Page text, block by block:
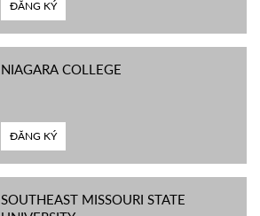
ĐĂNG KÝ
NIAGARA COLLEGE
ĐĂNG KÝ
SOUTHEAST MISSOURI STATE